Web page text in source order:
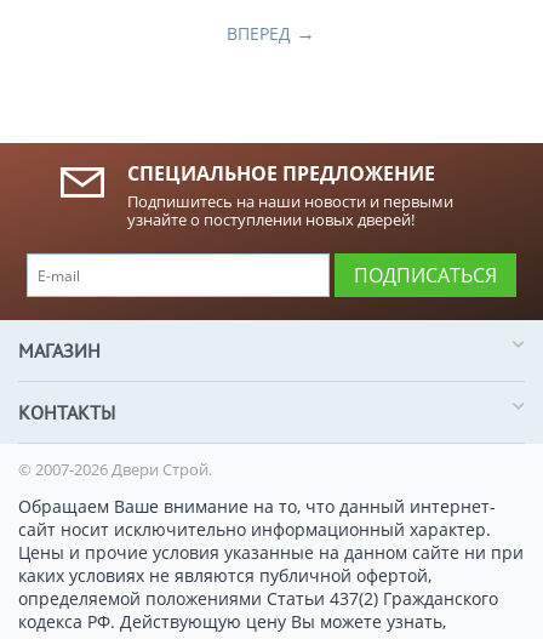
ВПЕРЕД →
СПЕЦИАЛЬНОЕ ПРЕДЛОЖЕНИЕ
Подпишитесь на наши новости и первыми
узнайте о поступлении новых дверей!
ПОДПИСАТЬСЯ
МАГАЗИН
КОНТАКТЫ
© 2007-2026 Двери Строй.
Обращаем Ваше внимание на то, что данный интернет-
сайт носит исключительно информационный характер.
Цены и прочие условия указанные на данном сайте ни при
каких условиях не являются публичной офертой,
определяемой положениями Статьи 437(2) Гражданского
кодекса РФ. Действующую цену Вы можете узнать,